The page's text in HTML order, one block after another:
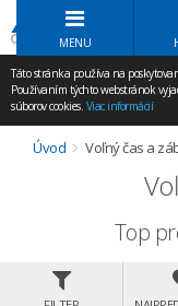
MENU
Táto stránka používa na
Používaním týchto webstránok
súborov cookies. Viac informácií
Úvod Voľný čas a
Top